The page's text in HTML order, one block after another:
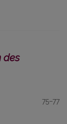
des
75–77